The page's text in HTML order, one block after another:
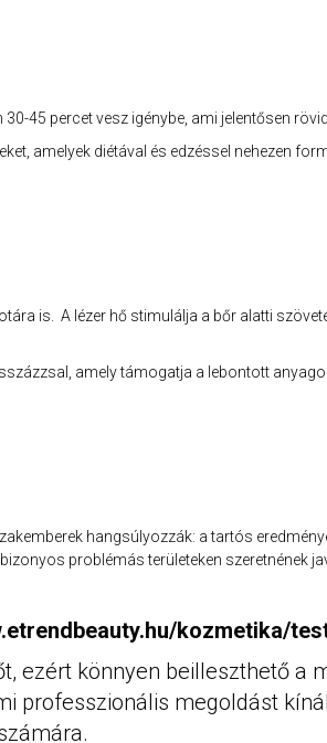
45 percet vesz igénybe, ami jelentősen
amelyek diétával és edzéssel nehezen
is. A lézer hő stimulálja a bőr alatti
amely támogatja a lebontott
hangsúlyozzák: a tartós
problémás területeken szeretnének
kozmetika/
ezért könnyen beilleszthető a
professzionális megoldást